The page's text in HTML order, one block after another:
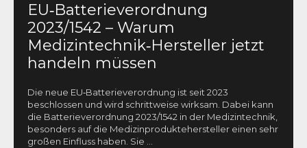
EU‑Batterieverordnung
2023/1542 – Warum
Medizintechnik‑Hersteller jetzt
handeln müssen
Die neue EU‑Batterieverordnung ist seit 2023
beschlossen und wird schrittweise wirksam. Dabei kann
die Batterieverordnung 2023/1542 in der Medizintechnik,
besonders auf die Medizinproduktehersteller einen sehr
großen Einfluss haben. Sie